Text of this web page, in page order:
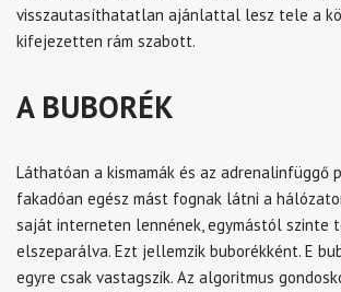
visszautasíthatatlan ajánlattal lesz tele a
kifejezetten rám szabott.
A BUBORÉK
Láthatóan a kismamák és az adrenalinfüggő
fakadóan egész mást fognak látni a
saját interneten lennének, egymástól szinte
elszeparálva. Ezt jellemzik buborékként. E
egyre csak vastagszik. Az algoritmus